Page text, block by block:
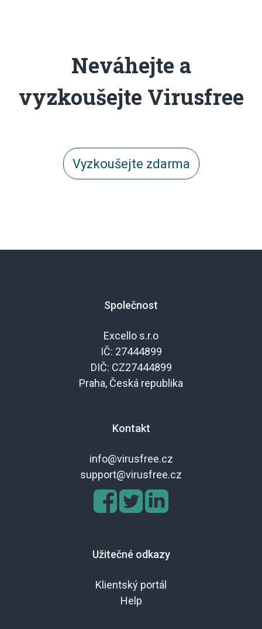
Neváhejte a
vyzkoušejte Virusfree
Vyzkoušejte zdarma
Společnost
Excello s.r.o
IČ: 27444899
DIČ: CZ27444899
Praha, Česká republika
Kontakt
info@virusfree.cz
support@virusfree.cz
Užitečné odkazy
Klientský portál
Help